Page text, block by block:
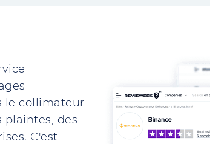
le collimateur
plaintes, des
C'est